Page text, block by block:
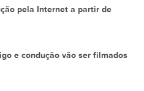
pela Internet a partir de
e condução vão ser filmados